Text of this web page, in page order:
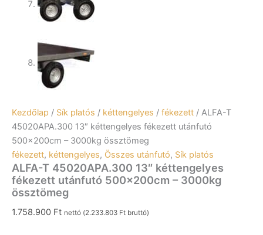
Kezdőlap / Sík platós / kéttengelyes / fékezett / ALFA-T
45020APA.300 13″ kéttengelyes fékezett utánfutó
500x200cm – 3000kg össztömeg
fékezett, kéttengelyes, Összes utánfutó, Sík platós
ALFA-T 45020APA.300 13″ kéttengelyes
fékezett utánfutó 500x200cm – 3000kg
össztömeg
1.758.900 Ft nettó (2.233.803 Ft bruttó)